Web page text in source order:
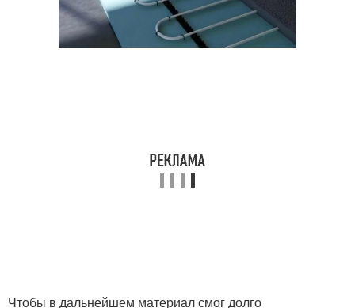
Чтобы в дальнейшем материал смог долго